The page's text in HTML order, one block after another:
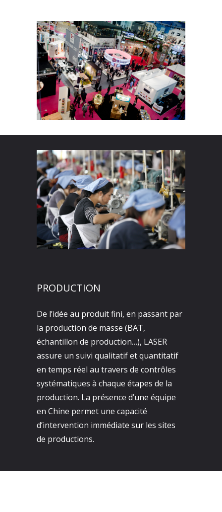
PRODUCTION
De l’idée au produit fini, en passant par
la production de masse (BAT,
échantillon de production…), LASER
assure un suivi qualitatif et quantitatif
en temps réel au travers de contrôles
systématiques à chaque étapes de la
production. La présence d’une équipe
en Chine permet une capacité
d’intervention immédiate sur les sites
de productions.